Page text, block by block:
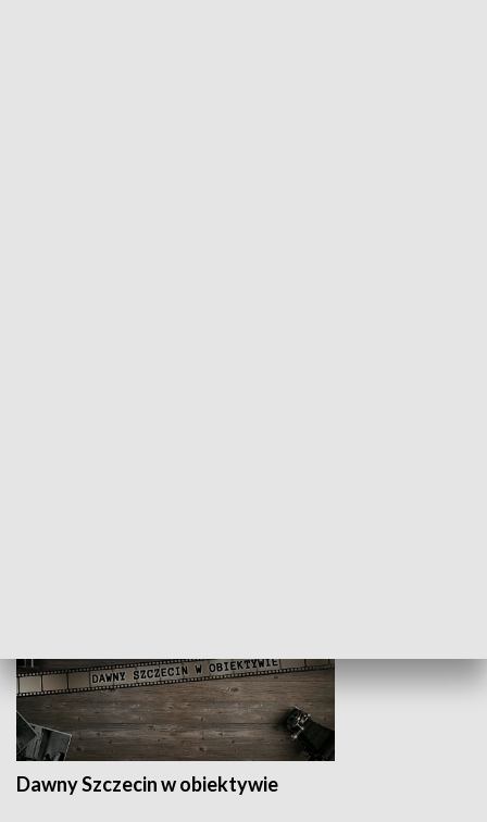
Dawny Szczecin w obiektywie